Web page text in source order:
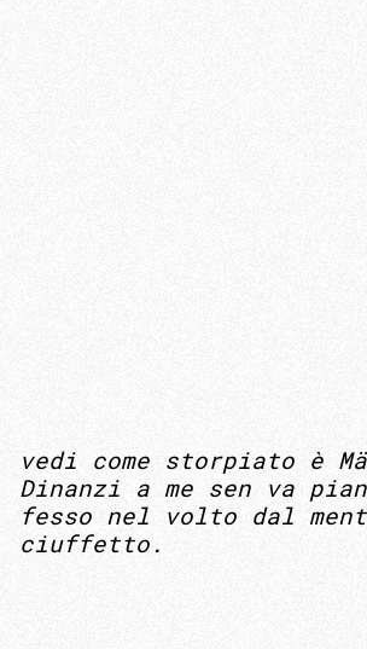
vedi come storpiato è
Dinanzi a me sen va
fesso nel volto dal
ciuffetto.